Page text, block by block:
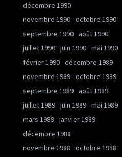
décembre 1990
novembre 1990 octobre 1990
septembre 1990 août 1990
juillet 1990 juin 1990 mai 1990
février 1990 décembre 1989
novembre 1989 octobre 1989
septembre 1989 août 1989
juillet 1989 juin 1989 mai 1989
mars 1989 janvier 1989
décembre 1988
novembre 1988
octobre 1988